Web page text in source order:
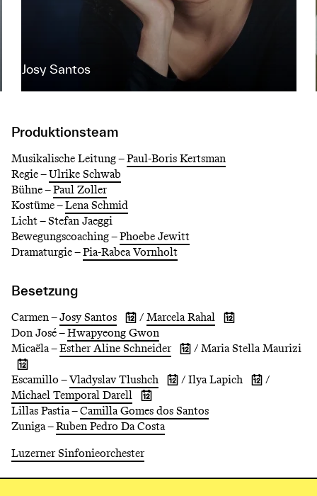
Josy Santos
Produktionsteam
Musikalische Leitung –Paul-Boris Kertsman
Regie –Ulrike Schwab
Bühne –Paul Zoller
Kostüme –Lena Schmid
Licht –Stefan Jaeggi
Bewegungscoaching –Phoebe Jewitt
Dramaturgie –Pia-Rabea Vornholt
Besetzung
Carmen –Josy Santos
Show
activity
dates
of
/Marcela Rahal
Show
dates
of
Don José –Hwapyeong Gwon
Micaëla –Esther Aline Schneider
Show
dates
of
AlineSchneider
/Maria Stella Maurizi
Show
activity
dates
of
Maria
StellaMaurizi
Escamillo –Vladyslav Tlushch
Show
dates
of
/Ilya Lapich
Show
/
Michael Temporal Darell
Show
activity
dates
of
Lillas Pastia –Camilla Gomes dos Santos
Zuniga –Ruben Pedro Da Costa
Luzerner Sinfonieorchester